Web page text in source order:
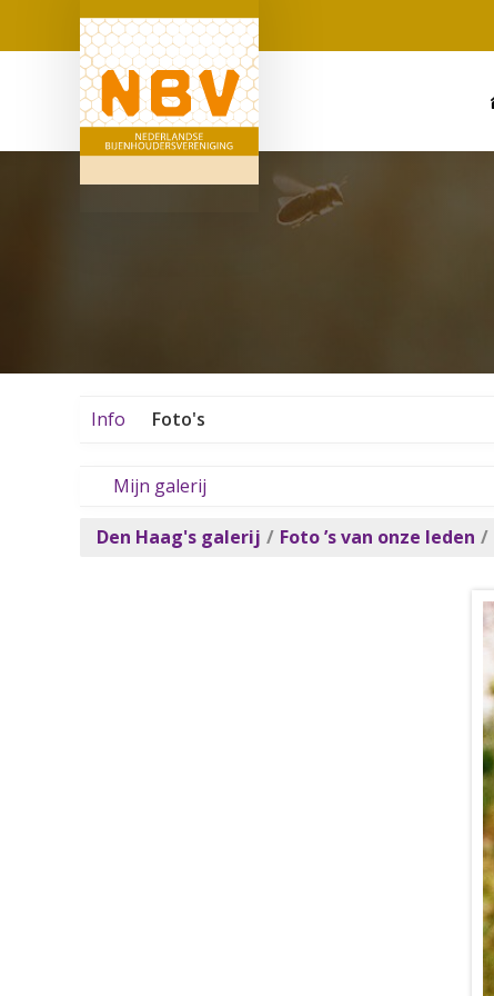
Info Foto's
Mijn galerij
Den Haag's galerij / Foto ’s van onze leden /